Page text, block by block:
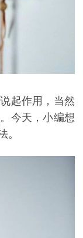
起作用，当然
今天，小编想
。